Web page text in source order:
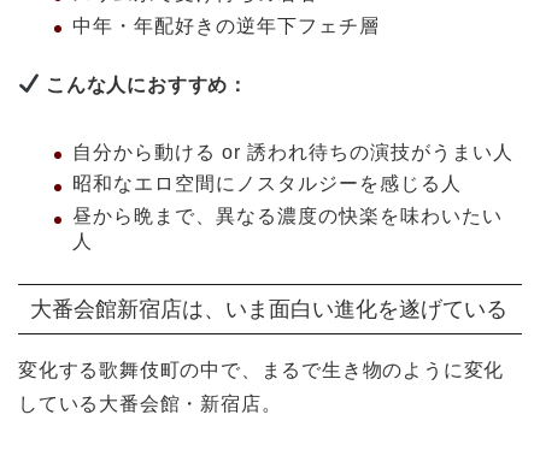
中年・年配好きの逆年下フェチ層
こんな人におすすめ：
自分から動ける or 誘われ待ちの演技がうまい人
昭和なエロ空間にノスタルジーを感じる人
昼から晩まで、異なる濃度の快楽を味わいたい
人
大番会館新宿店は、いま面白い進化を遂げている
変化する歌舞伎町の中で、まるで生き物のように変化
している大番会館・新宿店。